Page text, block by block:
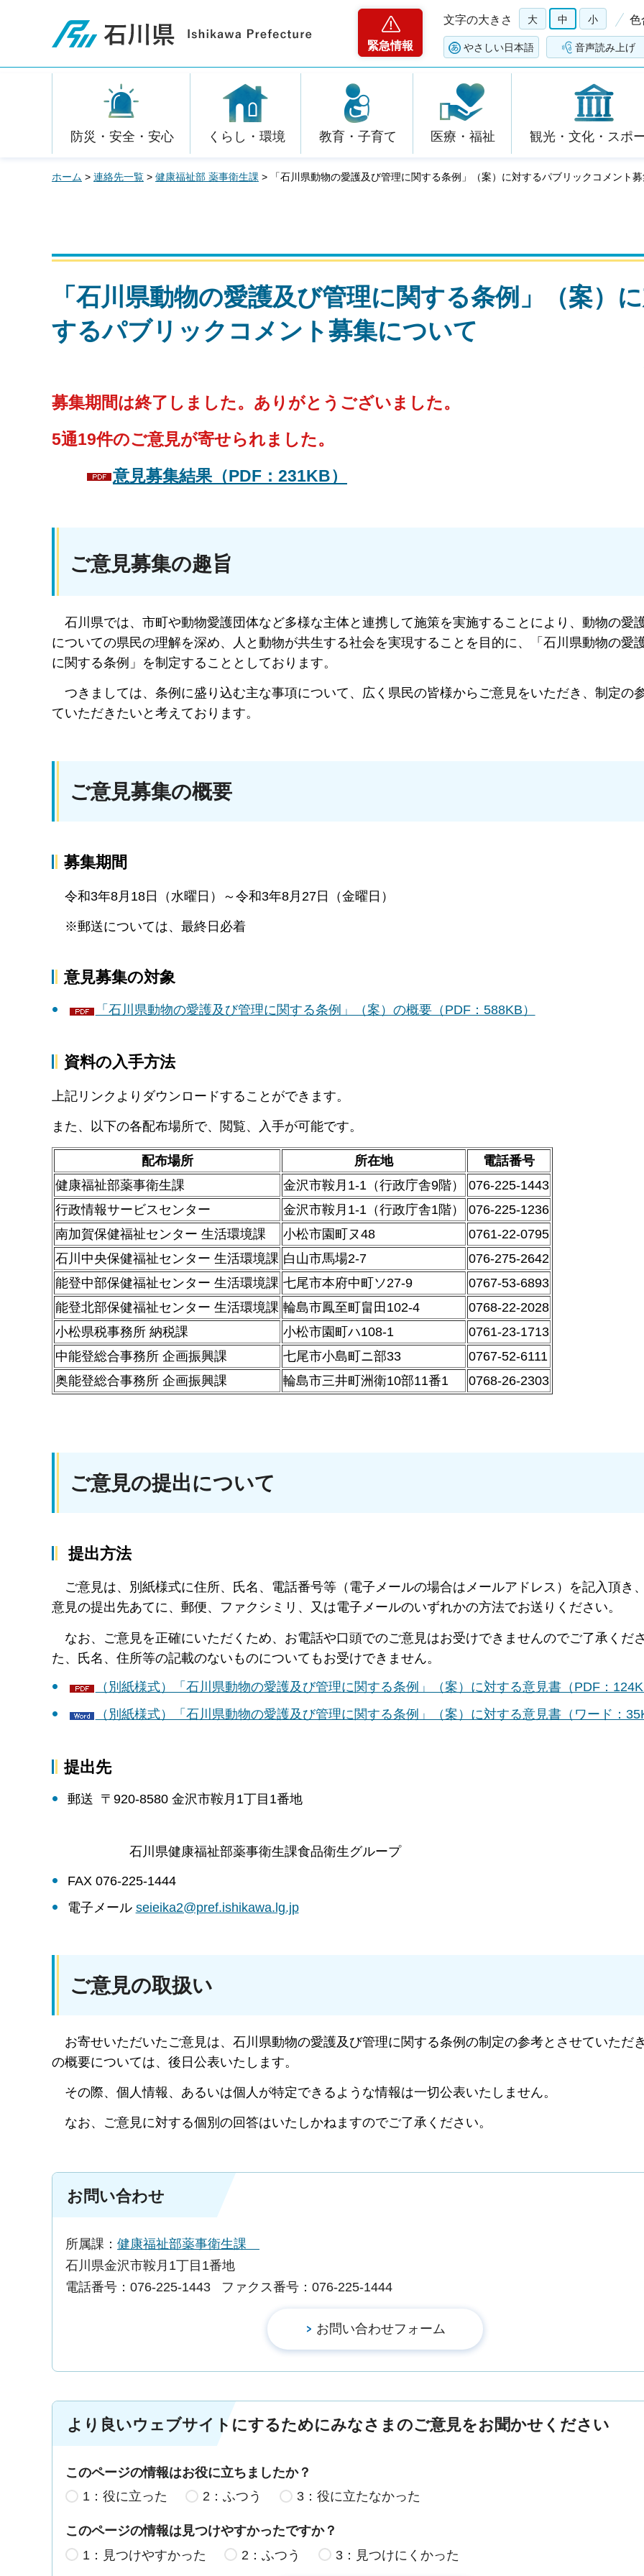
石川県
緊急情報
文字の大きさ 大 中 小 色
やさしい日本語 音声読み上げ
防災・安全・安心 くらし・環境 教育・子育て 医療・福祉 観光・文化・スポ
ホーム > 連絡先一覧 > 健康福祉部 薬事衛生課 > 「石川県動物の愛護及び管理に関する条例」（案）に対するパブリックコメント
「石川県動物の愛護及び管理に関する条例」（案）
するパブリックコメント募集について
募集期間は終了しました。ありがとうございました。
5通19件のご意見が寄せられました。
意見募集結果（PDF：231KB）
ご意見募集の趣旨
石川県では、市町や動物愛護団体など多様な主体と連携して施策を実施することにより、動物の愛
についての県民の理解を深め、人と動物が共生する社会を実現することを目的に、「石川県動物の愛
に関する条例」を制定することとしております。
つきましては、条例に盛り込む主な事項について、広く県民の皆様からご意見をいただき、制定の
ていただきたいと考えております。
ご意見募集の概要
募集期間
令和3年8月18日（水曜日）～令和3年8月27日（金曜日）
※郵送については、最終日必着
意見募集の対象
「石川県動物の愛護及び管理に関する条例」（案）の概要（PDF：588KB）
資料の入手方法
上記リンクよりダウンロードすることができます。
また、以下の各配布場所で、閲覧、入手が可能です。
配布場所 所在地
電話番号
健康福祉部薬事衛生課
金沢市鞍月1-1（行政庁舎9階）
076-225-1443
行政情報サービスセンター
金沢市鞍月1-1（行政庁舎1階）
076-225-1236
南加賀保健福祉センター 生活環境課
小松市園町ヌ48
0761-22-0795
石川中央保健福祉センター 生活環境課 白山市馬場2-7
076-275-2642
能登中部保健福祉センター 生活環境課 七尾市本府中町ソ27-9
0767-53-6893
能登北部保健福祉センター 生活環境課 輪島市鳳至町畠田102-4
0768-22-2028
小松県税事務所 納税課
小松市園町ハ108-1
0761-23-1713
中能登総合事務所 企画振興課
七尾市小島町ニ部33
0767-52-6111
奥能登総合事務所 企画振興課
輪島市三井町洲衛10部11番1 0768-26-2303
ご意見の提出について
提出方法
ご意見は、別紙様式に住所、氏名、電話番号等（電子メールの場合はメールアドレス）を記入頂き
意見の提出先あてに、郵便、ファクシミリ、又は電子メールのいずれかの方法でお送りください。
なお、ご意見を正確にいただくため、お電話や口頭でのご意見はお受けできませんのでご了承くだ
た、氏名、住所等の記載のないものについてもお受けできません。
（別紙様式）「石川県動物の愛護及び管理に関する条例」（案）に対する意見書（PDF：
（別紙様式）「石川県動物の愛護及び管理に関する条例」（案）に対する意見書（ワード：
提出先
郵送 〒920-8580 金沢市鞍月1丁目1番地
石川県健康福祉部薬事衛生課食品衛生グループ
FAX 076-225-1444
電子メール seieika2@pref.ishikawa.lg.jp
ご意見の取扱い
お寄せいただいたご意見は、石川県動物の愛護及び管理に関する条例の制定の参考とさせていただ
の概要については、後日公表いたします。
その際、個人情報、あるいは個人が特定できるような情報は一切公表いたしません。
なお、ご意見に対する個別の回答はいたしかねますのでご了承ください。
お問い合わせ
所属課： 健康福祉部薬事衛生課
石川県金沢市鞍月1丁目1番地
電話番号：076-225-1443
ファクス番号：076-225-1444
より良いウェブサイトにするためにみなさまのご意見をお聞かせください
このページの情報はお役に立ちましたか？
1：役に立った
2：ふつう 3：役に立たなかった
このページの情報は見つけやすかったですか？
1：見つけやすかった
2：ふつう 3：見つけにくかった